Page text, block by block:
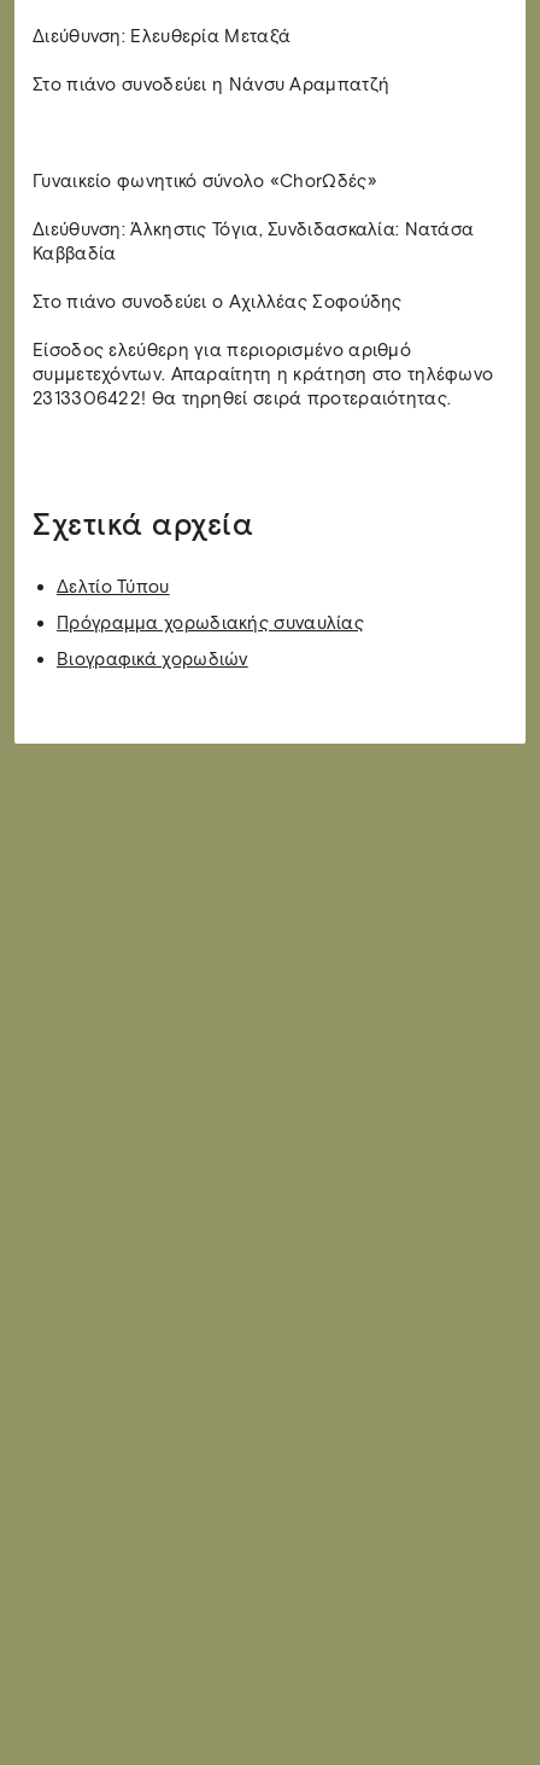
Διεύθυνση: Ελευθερία Μεταξά
Στο πιάνο συνοδεύει η Νάνσυ Αραμπατζή
Γυναικείο φωνητικό σύνολο «ChorΩδές»
Διεύθυνση: Άλκηστις Τόγια, Συνδιδασκαλία: Νατάσα
Καββαδία
Στο πιάνο συνοδεύει ο Αχιλλέας Σοφούδης
Είσοδος ελεύθερη για περιορισμένο αριθμό
συμμετεχόντων. Απαραίτητη η κράτηση στο τηλέφωνο
2313306422! Θα τηρηθεί σειρά προτεραιότητας.
Σχετικά αρχεία
Δελτίο Τύπου
Πρόγραμμα χορωδιακής συναυλίας
Βιογραφικά χορωδιών